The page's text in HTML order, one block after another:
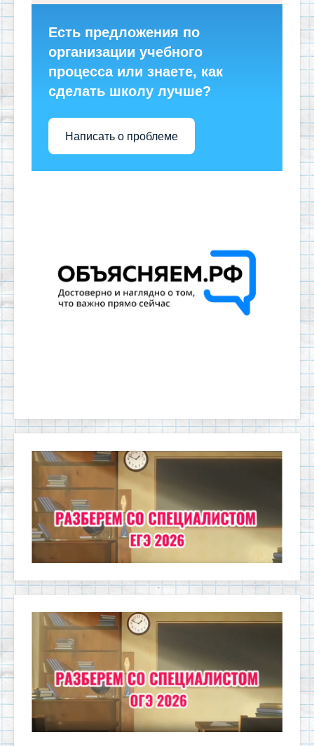
Есть предложения по
организации учебного
процесса или знаете, как
сделать школу лучше?
Написать о проблеме